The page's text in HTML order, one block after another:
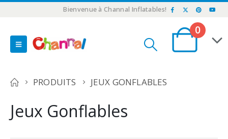
Bienvenue à Channal Inflatables!
0
PRODUITS JEUX GONFLABLES
Jeux Gonflables